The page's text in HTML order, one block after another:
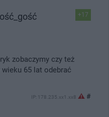
+17
zobaczymy czy też
wieku 65 lat odebrać
IP: 178.235.xx1.xx8 #